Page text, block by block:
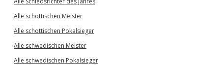
Alle schottischen Meister
Alle schottischen Pokalsieger
Alle schwedischen Meister
Alle schwedischen Pokalsieger